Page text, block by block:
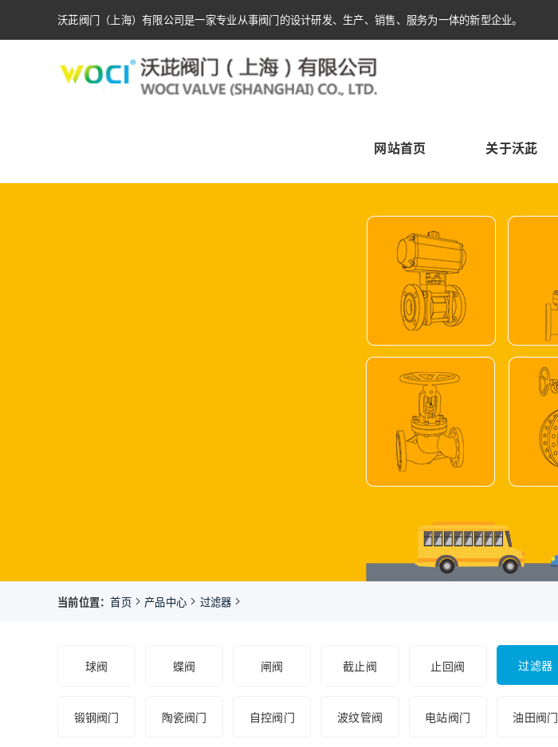
沃茈阀门（上海）有限公司是一家专业从事阀门的设计研发、生产、销售、服务为一体的新型企业。
网站首页 关于沃茈
当前位置：首页 产品中心 过滤器
球阀 蝶阀 闸阀 截止阀 止回阀 过滤器
锻钢阀门 陶瓷阀门 自控阀门 波纹管阀 电站阀门 油田阀门